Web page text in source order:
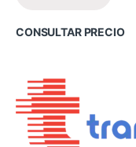
CONSULTAR PRECIO